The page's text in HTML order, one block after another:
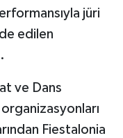
jüri
edilen
ve Dans
organizasyonları
Fiestalonia